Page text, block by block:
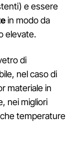
e essere
in modo da
elevate.
di
nel caso di
materiale in
nei migliori
temperature